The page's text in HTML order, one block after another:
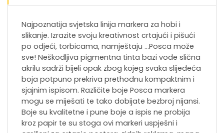
Najpoznatija svjetska linija markera za hobi i
slikanje. Izrazite svoju kreativnost crtajući i pišući
po odjeći, torbicama, namještaju …Posca može
sve! Neškodljiva pigmentna tinta bazi vode slična
akrilu sadrži bijeli opak zbog kojeg svaka slijedeća
boja potpuno prekriva prethodnu kompaktnim i
sjajnim ispisom. Različite boje Posca markera
mogu se miješati te tako dobijate bezbroj nijansi.
Boje su kvalitetne i pune boje a ispis ne probija
kroz papir te su stoga ovi markeri uspješni i